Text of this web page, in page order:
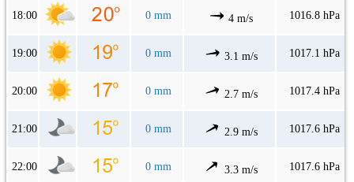
18:00 0 mm 4 m/s 1016.8 hPa
19:00 0 mm 3.1 m/s 1017.1 hPa
20:00 0 mm 2.7 m/s 1017.4 hPa
21:00 0 mm 2.9 m/s 1017.6 hPa
22:00 0 mm 3.3 m/s 1017.6 hPa